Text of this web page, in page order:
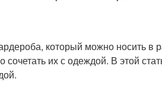
который можно носить в
их с одеждой. В этой